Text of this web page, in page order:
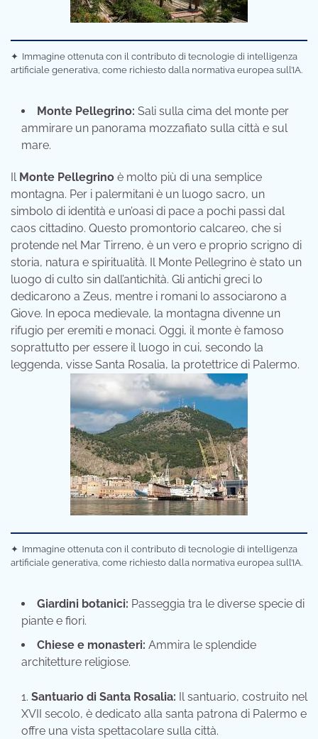
✦ Immagine ottenuta con il contributo di tecnologie di intelligenza
artificiale generativa, come richiesto dalla normativa europea sull’IA.
Monte Pellegrino: Sali sulla cima del monte per
ammirare un panorama mozzafiato sulla città e sul
mare.
Il Monte Pellegrino è molto più di una semplice
montagna. Per i palermitani è un luogo sacro, un
simbolo di identità e un’oasi di pace a pochi passi dal
caos cittadino. Questo promontorio calcareo, che si
protende nel Mar Tirreno, è un vero e proprio scrigno di
storia, natura e spiritualità. Il Monte Pellegrino è stato un
luogo di culto sin dall’antichità. Gli antichi greci lo
dedicarono a Zeus, mentre i romani lo associarono a
Giove. In epoca medievale, la montagna divenne un
rifugio per eremiti e monaci. Oggi, il monte è famoso
soprattutto per essere il luogo in cui, secondo la
leggenda, visse Santa Rosalia, la protettrice di Palermo.
✦ Immagine ottenuta con il contributo di tecnologie di intelligenza
artificiale generativa, come richiesto dalla normativa europea sull’IA.
Giardini botanici: Passeggia tra le diverse specie di
piante e fiori.
Chiese e monasteri: Ammira le splendide
architetture religiose.
Santuario di Santa Rosalia: Il santuario, costruito nel
XVII secolo, è dedicato alla santa patrona di Palermo e
offre una vista spettacolare sulla città.